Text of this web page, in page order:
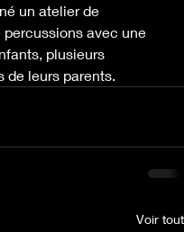
un atelier de
avec une
plusieurs
de leurs parents.
Voir tout